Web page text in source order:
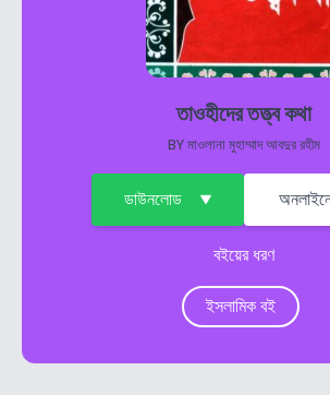
তাওহীদের তত্ত্ব কথা
BYমাওলানা মুহাম্মাদ আবদুর রহীম
ডাউনলোড
বইয়ের ধরণ
ইসলামিক বই